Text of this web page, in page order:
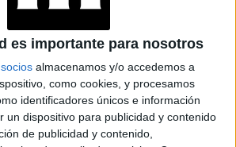
es importante para nosotros
socios almacenamos y/o accedemos a
como cookies, y procesamos
identificadores únicos e información
un dispositivo para publicidad y contenido
de publicidad y contenido,
MIRADA PROPIA”
LES FRUITS: LA
HISTORIA DE LOS
POSTRES VIRALES
FRANCESES DE
JOAQUÍN PANTUSO
QUE
CONQUISTARON